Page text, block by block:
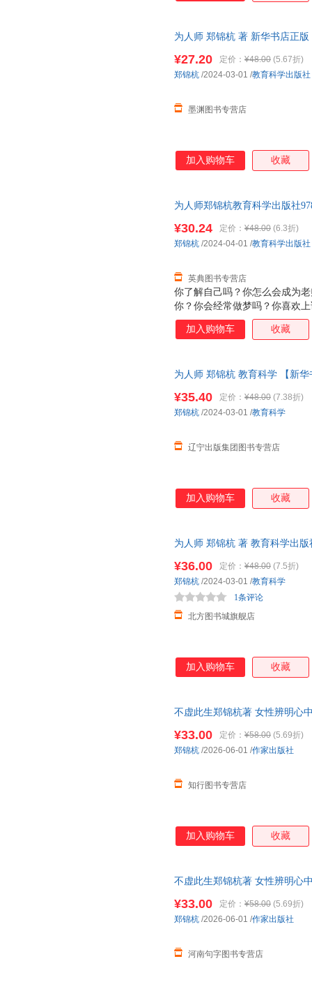
为人师 郑锦杭 著 新华书店正
¥27.20 定价： ¥48.00 (5.67折)
墨渊图书专营店
郑锦杭 /2024-03-01 /教育科学出版社
加入购物车 收藏
为人师郑锦杭教育科学出版社
你了解自己吗？你怎么会成为
你？你会经常做梦吗？你喜欢
为怎样的老师？想要成为一个
的一线教师，讲述真实人生故
¥30.24 定价： ¥48.00 (6.3折)
英典图书专营店
郑锦杭 /2024-04-01 /教育科学出版社
加入购物车 收藏
为人师 郑锦杭 教育科学 【新
¥35.40 定价： ¥48.00 (7.38折)
辽宁出版集团图书专营店
郑锦杭 /2024-03-01 /教育科学
加入购物车 收藏
为人师 郑锦杭 著 教育科学出
¥36.00 定价： ¥48.00 (7.5折)
北方图书城旗舰店
1条评论
郑锦杭 /2024-03-01 /教育科学
加入购物车 收藏
不虚此生郑锦杭著 女性辨明心
¥33.00 定价： ¥58.00 (5.69折)
知行图书专营店
郑锦杭 /2026-06-01 /作家出版社
加入购物车 收藏
不虚此生郑锦杭著 女性辨明心
¥33.00 定价： ¥58.00 (5.69折)
河南句字图书专营店
郑锦杭 /2026-06-01 /作家出版社